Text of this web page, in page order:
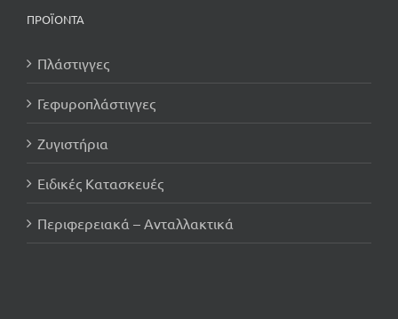
ΠΡΟΪΟΝΤΑ
Πλάστιγγες
Γεφυροπλάστιγγες
Ζυγιστήρια
Ειδικές Κατασκευές
Περιφερειακά – Ανταλλακτικά